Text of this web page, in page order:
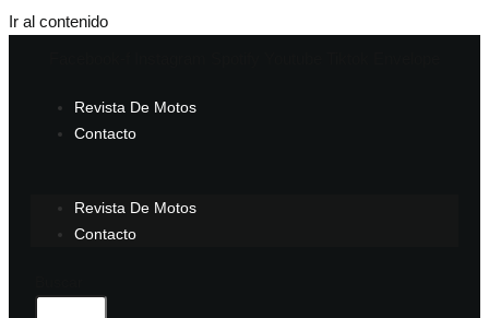
Ir al contenido
Revista De Motos
Contacto
Revista De Motos
Contacto